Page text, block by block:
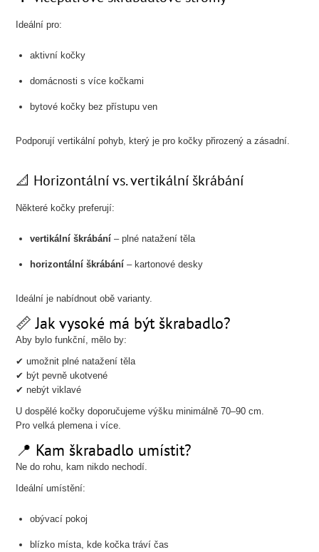
Ideální pro:
aktivní kočky
domácnosti s více kočkami
bytové kočky bez přístupu ven
Podporují vertikální pohyb, který je pro kočky přirozený a zásadní.
📐 Horizontální vs. vertikální škrábání
Některé kočky preferují:
vertikální škrábání – plné natažení těla
horizontální škrábání – kartonové desky
Ideální je nabídnout obě varianty.
📏 Jak vysoké má být škrabadlo?
Aby bylo funkční, mělo by:
✔ umožnit plné natažení těla
✔ být pevně ukotvené
✔ nebýt viklavé
U dospělé kočky doporučujeme výšku minimálně 70–90 cm.
Pro velká plemena i více.
📍 Kam škrabadlo umístit?
Ne do rohu, kam nikdo nechodí.
Ideální umístění:
obývací pokoj
blízko místa, kde kočka tráví čas